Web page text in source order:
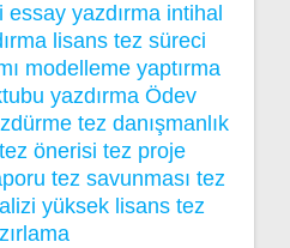
essay yazdırma intihal
lisans tez süreci
modelleme yaptırma
yazdırma Ödev
tez danışmanlık
tez önerisi tez proje
tez savunması tez
yüksek lisans tez